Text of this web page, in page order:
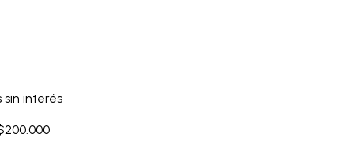
sin interés